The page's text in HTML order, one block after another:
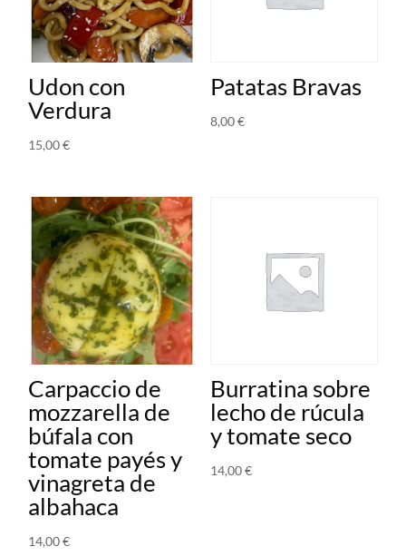
Udon con
Verdura
15,00€
Patatas Bravas
8,00€
Carpaccio de
mozzarella de
búfala con
tomate payés y
vinagreta de
albahaca
14,00€
Burratina sobre
lecho de rúcula
y tomate seco
14,00€